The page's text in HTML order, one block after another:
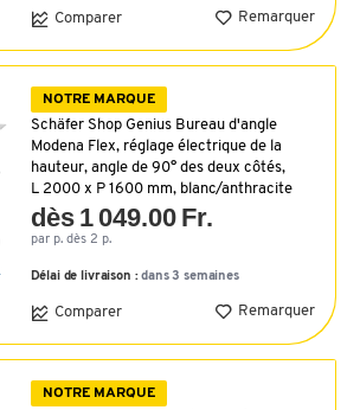
Comparer Remarquer
NOTRE MARQUE
Schäfer Shop Genius Bureau d'angle
Modena Flex, réglage électrique de la
hauteur, angle de 90° des deux côtés,
L 2000 x P 1600 mm, blanc/anthracite
dès 1 049.00 Fr.
par p. dès 2 p.
Délai de livraison :dans 3 semaines
Comparer Remarquer
NOTRE MARQUE